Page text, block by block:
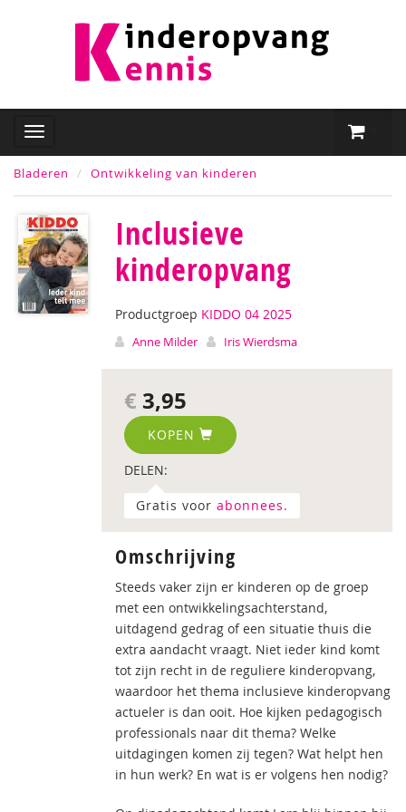
Bladeren Ontwikkeling van kinderen
Inclusieve
kinderopvang
Productgroep KIDDO 04 2025
Anne Milder Iris Wierdsma
€ 3,95
KOPEN
DELEN:
Gratis voor abonnees.
Omschrijving
Steeds vaker zijn er kinderen op de groep
met een ontwikkelingsachterstand,
uitdagend gedrag of een situatie thuis die
extra aandacht vraagt. Niet ieder kind komt
tot zijn recht in de reguliere kinderopvang,
waardoor het thema inclusieve kinderopvang
actueler is dan ooit. Hoe kijken pedagogisch
professionals naar dit thema? Welke
uitdagingen komen zij tegen? Wat helpt hen
in hun werk? En wat is er volgens hen nodig?